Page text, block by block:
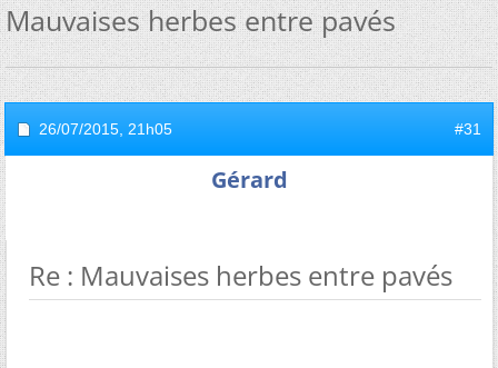
Mauvaises herbes entre pavés
26/07/2015, 21h05 #31
Gérard
Re : Mauvaises herbes entre pavés